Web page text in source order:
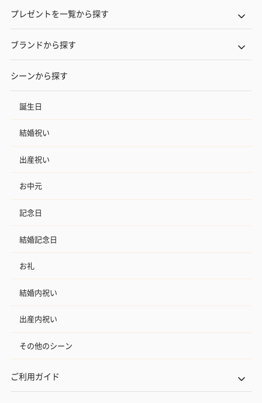
プレゼントを一覧から探す
ブランドから探す
シーンから探す
誕生日
結婚祝い
出産祝い
お中元
記念日
結婚記念日
お礼
結婚内祝い
出産内祝い
その他のシーン
ご利用ガイド